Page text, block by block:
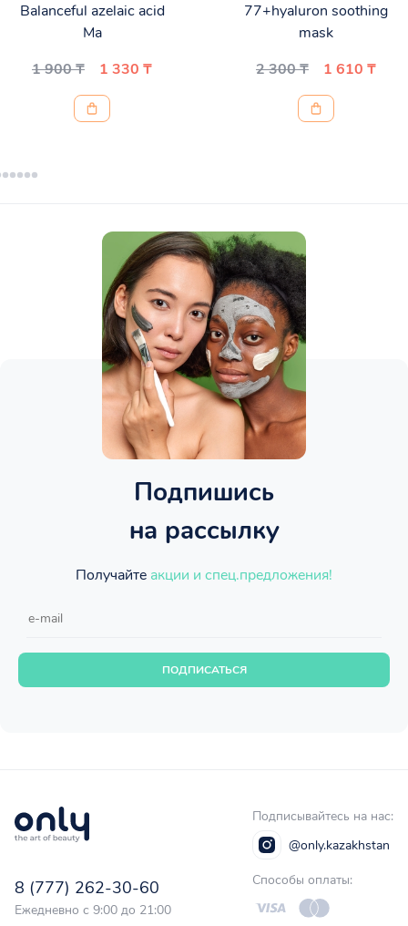
Balanceful azelaic acid
Ma
1 900 ₸
1 330 ₸
77+hyaluron soothing
mask
2 300 ₸
1 610 ₸
Подпишись
на рассылку
Получайте акции и спец.предложения!
ПОДПИСАТЬСЯ
8 (777) 262-30-60
Ежедневно с 9:00 до 21:00
Подписывайтесь на нас:
@only.kazakhstan
Способы оплаты: